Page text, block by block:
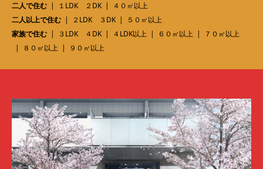
二人で住む
１LDK ２DK
４０㎡以上
二人以上で住む
２LDK ３DK
５０㎡以上
家族で住む
３LDK ４DK ４LDK以上 ６０㎡以上
７０㎡以上
８０㎡以上
９０㎡以上